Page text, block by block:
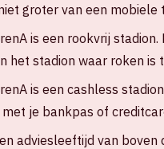
groter van een mobiele
is een rookvrij stadion.
het stadion waar roken is
is een cashless
je bankpas of
adviesleeftijd van boven